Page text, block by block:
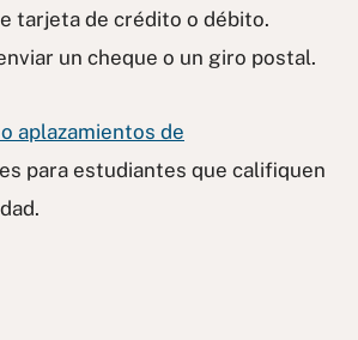
tarjeta de crédito o débito.
un cheque o un giro postal.
o aplazamientos de
para estudiantes que califiquen